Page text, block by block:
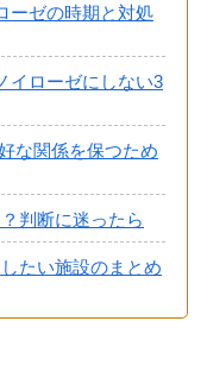
ーゼの時期と対処
イローゼにしない3
な関係を保つため
判断に迷ったら
たい施設のまとめ